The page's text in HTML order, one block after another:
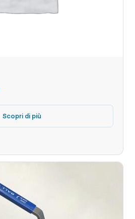
Scopri di più